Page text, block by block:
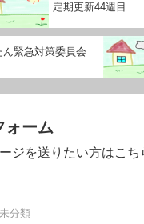
定期更新44週目
ん緊急対策委員会
ォーム
ジを送りたい方はこ
未分類